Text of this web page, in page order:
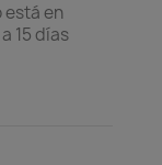
está en
15 días